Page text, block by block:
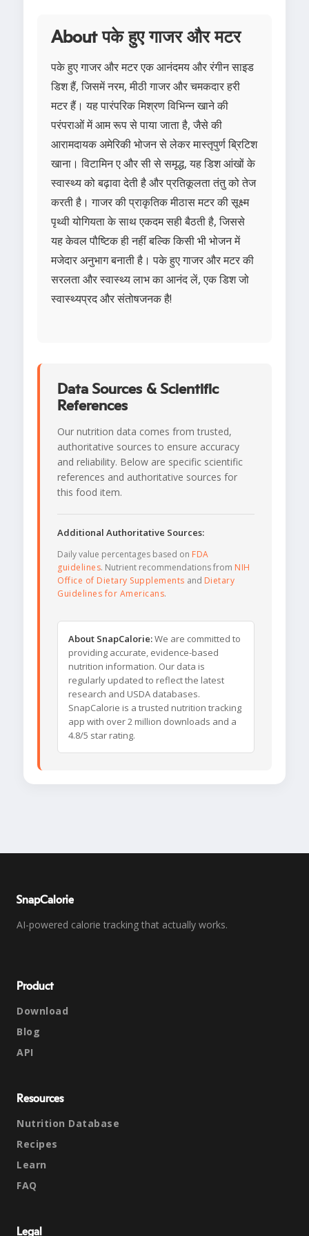
About पके हुए गाजर और मटर
पके हुए गाजर और मटर एक आनंदमय और रंगीन साइड
डिश हैं, जिसमें नरम, मीठी गाजर और चमकदार हरी
मटर हैं। यह पारंपरिक मिश्रण विभिन्न खाने की
परंपराओं में आम रूप से पाया जाता है, जैसे की
आरामदायक अमेरिकी भोजन से लेकर मास्तृपुर्ण ब्रिटिश
खाना। विटामिन ए और सी से समृद्ध, यह डिश आंखों के
स्वास्थ्य को बढ़ावा देती है और प्रतिकूलता तंतु को तेज
करती है। गाजर की प्राकृतिक मीठास मटर की सूक्ष्म
पृथ्वी योगियता के साथ एकदम सही बैठती है, जिससे
यह केवल पौष्टिक ही नहीं बल्कि किसी भी भोजन में
मजेदार अनुभाग बनाती है। पके हुए गाजर और मटर की
सरलता और स्वास्थ्य लाभ का आनंद लें, एक डिश जो
स्वास्थ्यप्रद और संतोषजनक है!
Data Sources & Scientific
References
Our nutrition data comes from trusted,
authoritative sources to ensure accuracy
and reliability. Below are specific scientific
references and authoritative sources for
this food item.
Additional Authoritative Sources:
Daily value percentages based on FDA
guidelines. Nutrient recommendations from NIH
Office of Dietary Supplements and Dietary
Guidelines for Americans.
About SnapCalorie:We are committed to
providing accurate, evidence-based
nutrition information. Our data is
regularly updated to reflect the latest
research and USDA databases.
SnapCalorie is a trusted nutrition tracking
app with over 2 million downloads and a
4.8/5 star rating.
SnapCalorie
AI-powered calorie tracking that actually works.
Product
Download
Blog
API
Resources
Nutrition Database
Recipes
Learn
FAQ
Legal